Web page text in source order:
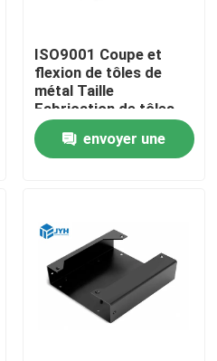
ISO9001 Coupe et
flexion de tôles de
métal Taille
Fabrication de tôles
d'aluminium sur
mesureenvoyer une